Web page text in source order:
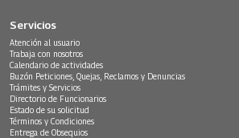
Servicios
Atención al usuario
Trabaja con nosotros
Calendario de actividades
Buzón Peticiones, Quejas, Reclamos y Denuncias
Trámites y Servicios
Directorio de Funcionarios
Estado de su solicitud
Términos y Condiciones
Entrega de Obsequios